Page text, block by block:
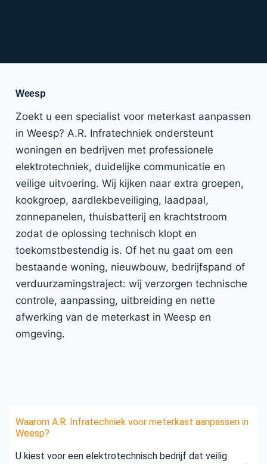
Weesp
Zoekt u een specialist voor meterkast aanpassen
in Weesp? A.R. Infratechniek ondersteunt
woningen en bedrijven met professionele
elektrotechniek, duidelijke communicatie en
veilige uitvoering. Wij kijken naar extra groepen,
kookgroep, aardlekbeveiliging, laadpaal,
zonnepanelen, thuisbatterij en krachtstroom
zodat de oplossing technisch klopt en
toekomstbestendig is. Of het nu gaat om een
bestaande woning, nieuwbouw, bedrijfspand of
verduurzamingstraject: wij verzorgen technische
controle, aanpassing, uitbreiding en nette
afwerking van de meterkast in Weesp en
omgeving.
Waarom A.R. Infratechniek voor meterkast aanpassen in
Weesp?
U kiest voor een elektrotechnisch bedrijf dat veilig